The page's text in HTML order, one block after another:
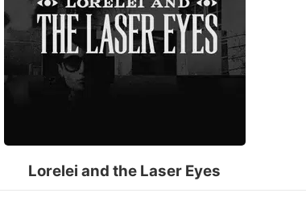
Lorelei and the Laser Eyes